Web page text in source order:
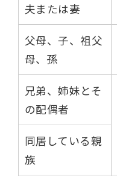
夫または妻
父母、子、祖父
母、孫
兄弟、姉妹とそ
の配偶者
同居している親
族